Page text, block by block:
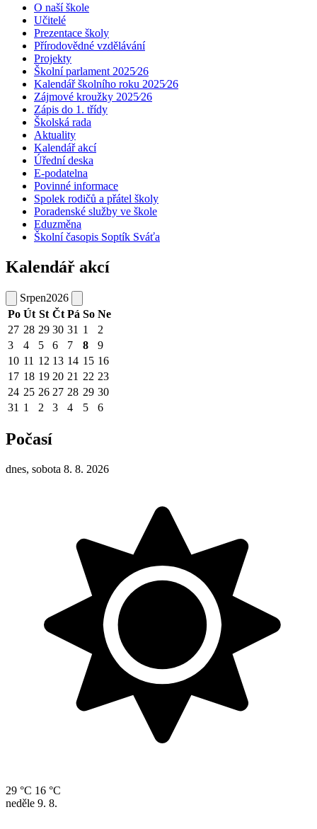
O naší škole
Učitelé
Prezentace školy
Přírodovědné vzdělávání
Projekty
Školní parlament 2025⁄26
Kalendář školního roku 2025⁄26
Zájmové kroužky 2025⁄26
Zápis do 1. třídy
Školská rada
Aktuality
Kalendář akcí
Úřední deska
E-podatelna
Povinné informace
Spolek rodičů a přátel školy
Poradenské služby ve škole
Eduzměna
Školní časopis Soptík Sváťa
Kalendář akcí
Srpen2026
Po Út St Čt Pá So Ne
27 28 29 30 31 1
2
3
4 5 6 7 8
9
10 11 12 13 14 15 16
17 18 19 20 21 22 23
24 25 26 27 28 29 30
31 1 2 3 4 5 6
Počasí
dnes, sobota 8. 8. 2026
29 °C 16 °C
neděle 9. 8.